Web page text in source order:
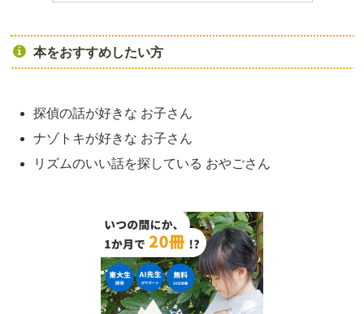
本をおすすめしたい方
探偵の話が好きな お子さん
ナゾトキが好きな お子さん
リズムのいい話を探している おやごさん